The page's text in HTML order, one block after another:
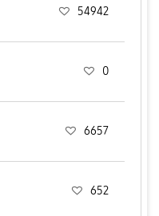
54942
0
6657
652